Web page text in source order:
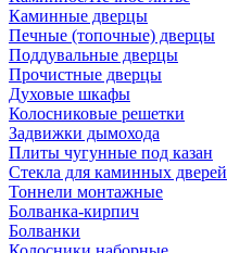
Каминные дверцы
Печные (топочные) дверцы
Поддувальные дверцы
Прочистные дверцы
Духовые шкафы
Колосниковые решетки
Задвижки дымохода
Плиты чугунные под казан
Стекла для каминных дверей
Тоннели монтажные
Болванка-кирпич
Болванки